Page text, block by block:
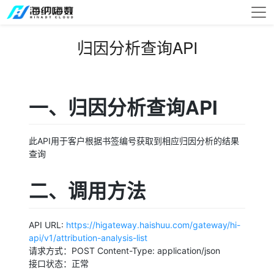
归因分析查询API
一、归因分析查询API
此API用于客户根据书签编号获取到相应归因分析的结果
查询
二、调用方法
API URL: https://higateway.haishuu.com/gateway/hi-
api/v1/attribution-analysis-list
请求方式：POST Content-Type: application/json
接口状态：正常